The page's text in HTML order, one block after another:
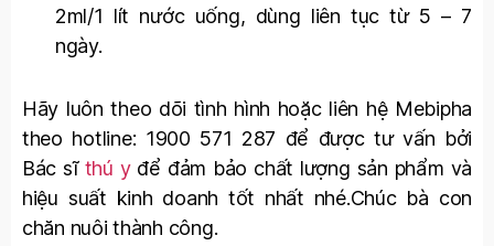
2ml/1 lít nước uống, dùng liên tục từ 5 – 7
ngày.
Hãy luôn theo dõi tình hình hoặc liên hệ Mebipha
theo hotline: 1900 571 287 để được tư vấn bởi
Bác sĩ thú yđể đảm bảo chất lượng sản phẩm và
hiệu suất kinh doanh tốt nhất nhé.Chúc bà con
chăn nuôi thành công.